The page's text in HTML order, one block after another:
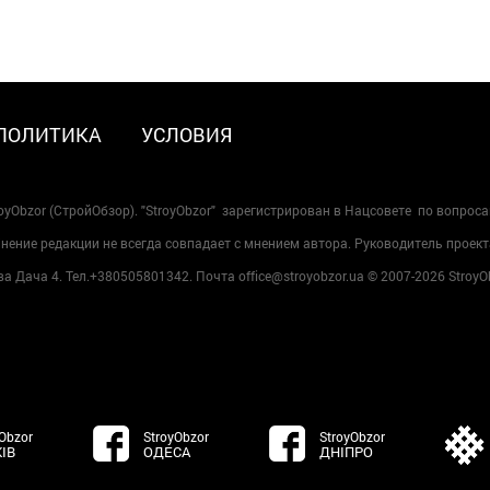
УСЛОВИЯ
(СтройОбзор). "StroyObzor" зарегистрирован в Нацсовете по
редакции не всегда совпадает с мнением автора. Руководитель
Дача 4. Тел.+380505801342. Почта office@stroyobzor.ua © 2007-2026
StroyObzor
ОДЕСА
StroyObzor
ДНІПРО